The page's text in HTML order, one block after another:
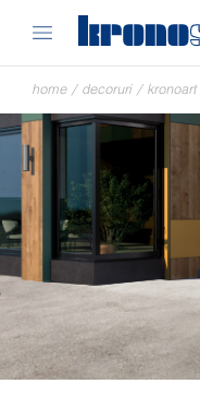
home / decoruri / kronoart